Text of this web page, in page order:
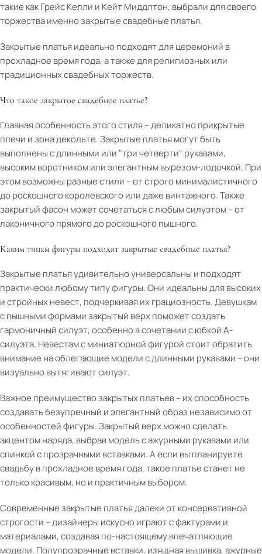
такие как Грейс Келли и Кейт Миддлтон, выбрали для своего
торжества именно закрытые свадебные платья.
Закрытые платья идеально подходят для церемоний в
прохладное время года, а также для религиозных или
традиционных свадебных торжеств.
Что такое закрытое свадебное платье?
Главная особенность этого стиля – деликатно прикрытые
плечи и зона декольте. Закрытые платья могут быть
выполнены с длинными или "три четверти" рукавами,
высоким воротником или элегантным вырезом-лодочкой. При
этом возможны разные стили – от строго минималистичного
до роскошного королевского или даже винтажного. Также
закрытый фасон может сочетаться с любым силуэтом – от
лаконичного прямого до роскошного пышного.
Каким типам фигуры подходят закрытые свадебные платья?
Закрытые платья удивительно универсальны и подходят
практически любому типу фигуры. Они идеальны для высоких
и стройных невест, подчеркивая их грациозность. Девушкам
с пышными формами закрытый верх поможет создать
гармоничный силуэт, особенно в сочетании с юбкой А-
силуэта. Невестам с миниатюрной фигурой стоит обратить
внимание на облегающие модели с длинными рукавами – они
визуально вытягивают силуэт.
Важное преимущество закрытых платьев – их способность
создавать безупречный и элегантный образ независимо от
особенностей фигуры. Закрытый верх можно сделать
акцентом наряда, выбрав модель с ажурными рукавами или
спинкой с прозрачными вставками. А если вы планируете
свадьбу в прохладное время года, такое платье станет не
только красивым, но и практичным выбором.
Современные закрытые платья далеки от консервативной
строгости – дизайнеры искусно играют с фактурами и
материалами, создавая по-настоящему впечатляющие
модели. Полупрозрачные вставки, изящная вышивка, ажурные